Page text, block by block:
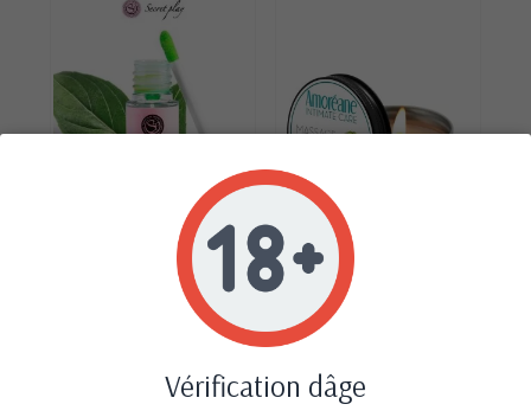
Brillant à lèvres
stimulant - menthe
Bougie de massage
melon - Amoreane
Vérification dâge